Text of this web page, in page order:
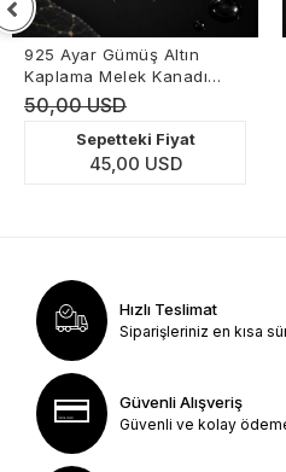
925 Ayar Gümüş Altın
Kaplama Melek Kanadı
Takı Seti
50,00 USD
Sepetteki Fiyat
45,00 USD
Hızlı Teslimat
Siparişleriniz en kısa
Güvenli Alışveriş
Güvenli ve kolay